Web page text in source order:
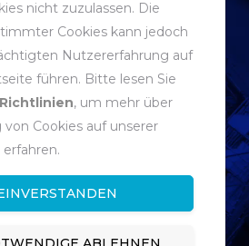
nicht zuzulassen. Die
Cookies kann jedoch
Nutzererfahrung auf
führen. Bitte lesen Sie
, um mehr über
Cookies auf unserer